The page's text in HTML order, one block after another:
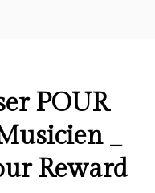
POUR
_
Reward